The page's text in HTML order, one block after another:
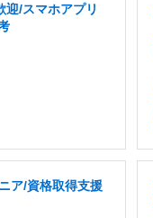
迎/スマホアプリ
ア/資格取得支援